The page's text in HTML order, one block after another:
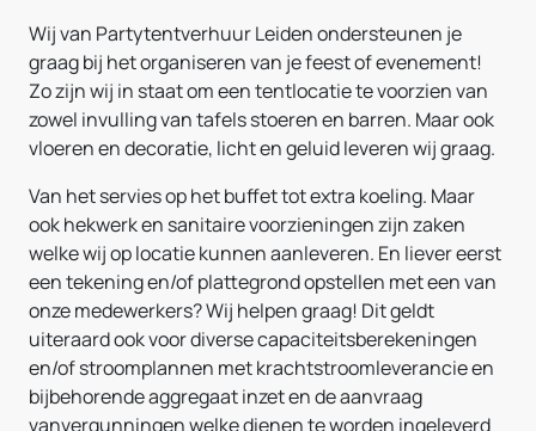
Wij van Partytentverhuur Leiden ondersteunen je
graag bij het organiseren van je feest of evenement!
Zo zijn wij in staat om een tentlocatie te voorzien van
zowel invulling van tafels stoeren en barren. Maar ook
vloeren en decoratie, licht en geluid leveren wij graag.
Van het servies op het buffet tot extra koeling. Maar
ook hekwerk en sanitaire voorzieningen zijn zaken
welke wij op locatie kunnen aanleveren. En liever eerst
een tekening en/of plattegrond opstellen met een van
onze medewerkers? Wij helpen graag! Dit geldt
uiteraard ook voor diverse capaciteitsberekeningen
en/of stroomplannen met krachtstroomleverancie en
bijbehorende aggregaat inzet en de aanvraag
vanvergunningen welke dienen te worden ingeleverd